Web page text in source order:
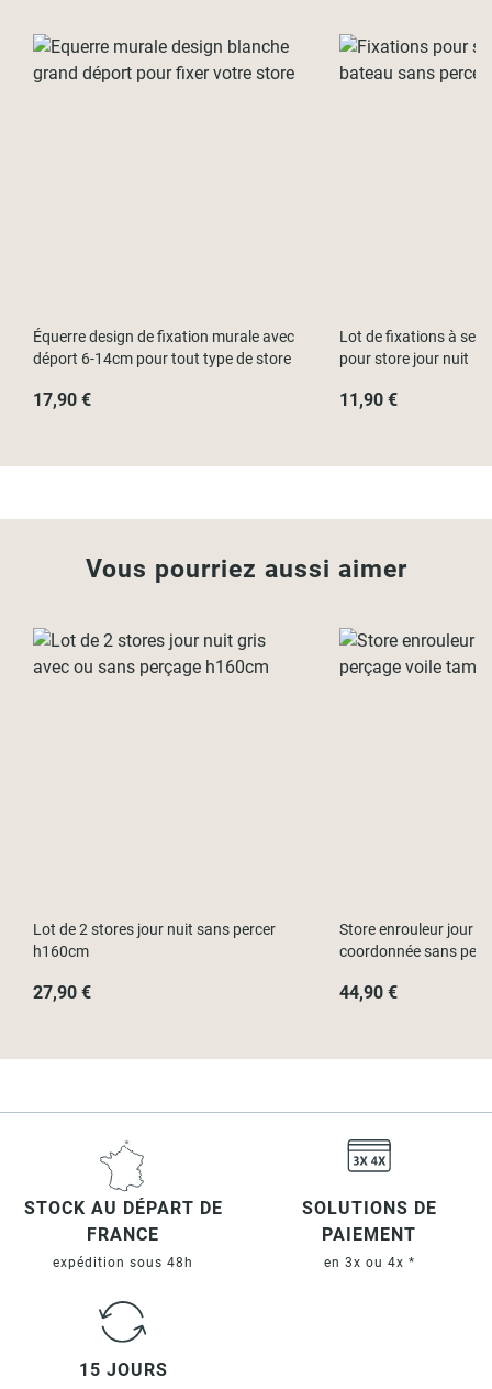
Équerre design de fixation murale avec
déport 6-14cm pour tout type de store
17,90 €
Lot de fixations à
pour store jour nuit
11,90 €
Vous pourriez aussi aimer
Lot de 2 stores jour nuit sans percer
h160cm
27,90 €
Store enrouleur jour
coordonnée sans
44,90 €
STOCK AU DÉPART DE
FRANCE
expédition sous 48h
SOLUTIONS DE
PAIEMENT
en 3x ou 4x *
15 JOURS